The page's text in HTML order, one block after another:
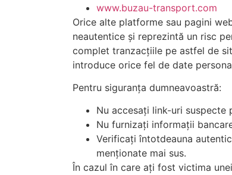
www.buzau-transport.com
Orice alte platforme sau pagini
neautentice și reprezintă un risc
complet tranzacțiile pe astfel de
introduce orice fel de date
Pentru siguranța dumneavoastră:
Nu accesați link-uri suspecte
Nu furnizați informații
Verificați întotdeauna
menționate mai sus.
În cazul în care ați fost victima